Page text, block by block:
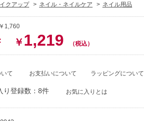
クアップ ネイル・ネイルケア ネイル用品
1,760
￥ 1,219 （税込）
て お支払いについて ラッピングについて
り登録数：8件 お気に入りとは